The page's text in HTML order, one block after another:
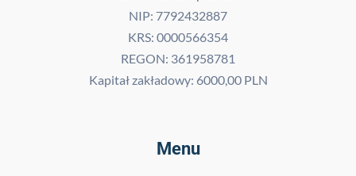
NIP: 7792432887
KRS: 0000566354
REGON: 361958781
Kapitał zakładowy: 6000,00 PLN
Menu